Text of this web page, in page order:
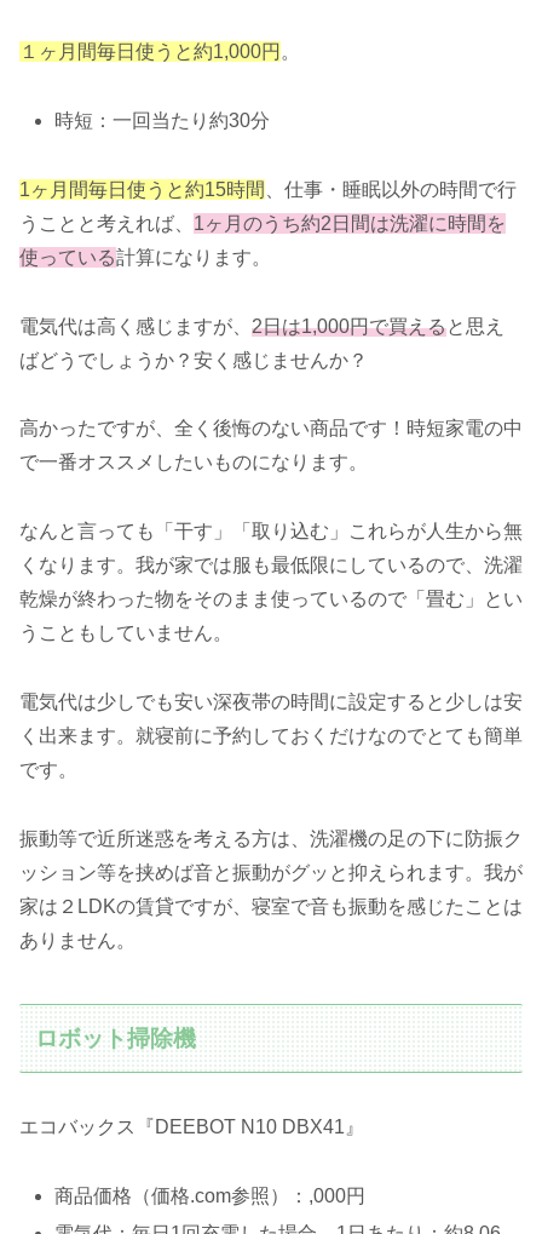
１ヶ月間毎日使うと約1,000円 。
時短：一回当たり約30分
1ヶ月間毎日使うと約15時間
、仕事・睡眠以外の時間で行
うことと考えれば、 1ヶ月のうち約2日間は洗濯に時間を
使っている計算になります。
電気代は高く感じますが、 2日は1,000円で買えると思え
ばどうでしょうか？安く感じませんか？
高かったですが、全く後悔のない商品です！時短家電の中
で一番オススメしたいものになります。
なんと言っても「干す」「取り込む」これらが人生から無
くなります。我が家では服も最低限にしているので、洗濯
乾燥が終わった物をそのまま使っているので「畳む」とい
うこともしていません。
電気代は少しでも安い深夜帯の時間に設定すると少しは安
く出来ます。就寝前に予約しておくだけなのでとても簡単
です。
振動等で近所迷惑を考える方は、洗濯機の足の下に防振ク
ッション等を挟めば音と振動がグッと抑えられます。我が
家は２LDKの賃貸ですが、寝室で音も振動を感じたことは
ありません。
ロボット掃除機
エコバックス『DEEBOT N10 DBX41』
商品価格（価格.com参照）：,000円